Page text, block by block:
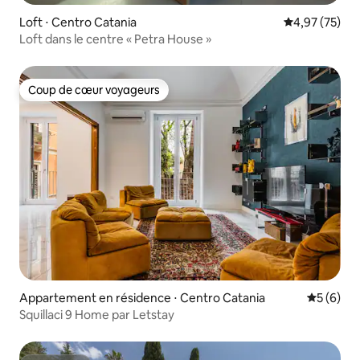
Loft ⋅ Centro Catania Évaluation
4,97 (75)
Loft dans le centre « Petra House »
Coup de cœur voyageurs
Coup de cœur voyageurs
Appartement en résidence ⋅ Centro Catania
5 (6)
Squillaci 9 Home par Letstay